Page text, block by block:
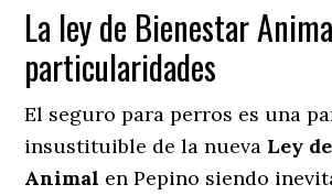
La ley de Bienestar
particularidades
El seguro para perros es una
insustituible de la nueva Ley
Animal en Pepino siendo